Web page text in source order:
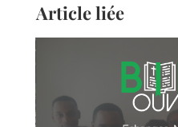
Article liée